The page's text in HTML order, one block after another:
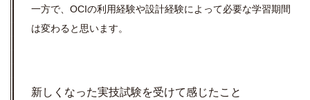
一方で、OCIの利用経験や設計経験によって必要な学習期間
は変わると思います。
新しくなった実技試験を受けて感じたこと